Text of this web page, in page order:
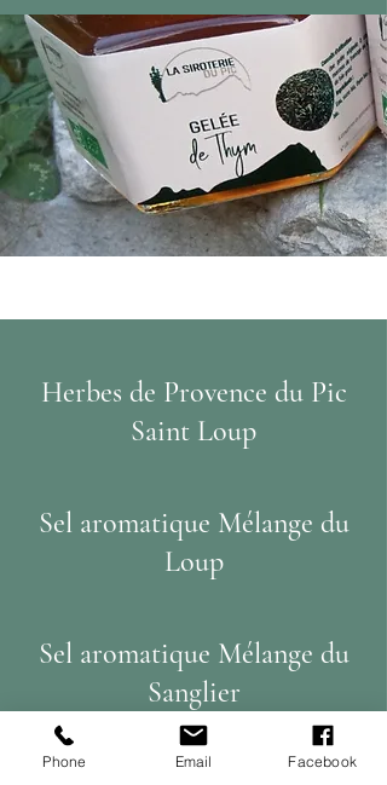
Herbes de Provence du Pic
Saint Loup
Sel aromatique Mélange du
Loup
Sel aromatique Mélange du
Sanglier
Phone Email Facebook